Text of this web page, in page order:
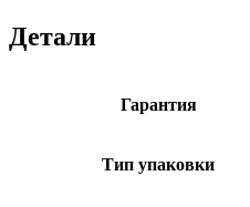
Детали
Гарантия
Тип упаковки